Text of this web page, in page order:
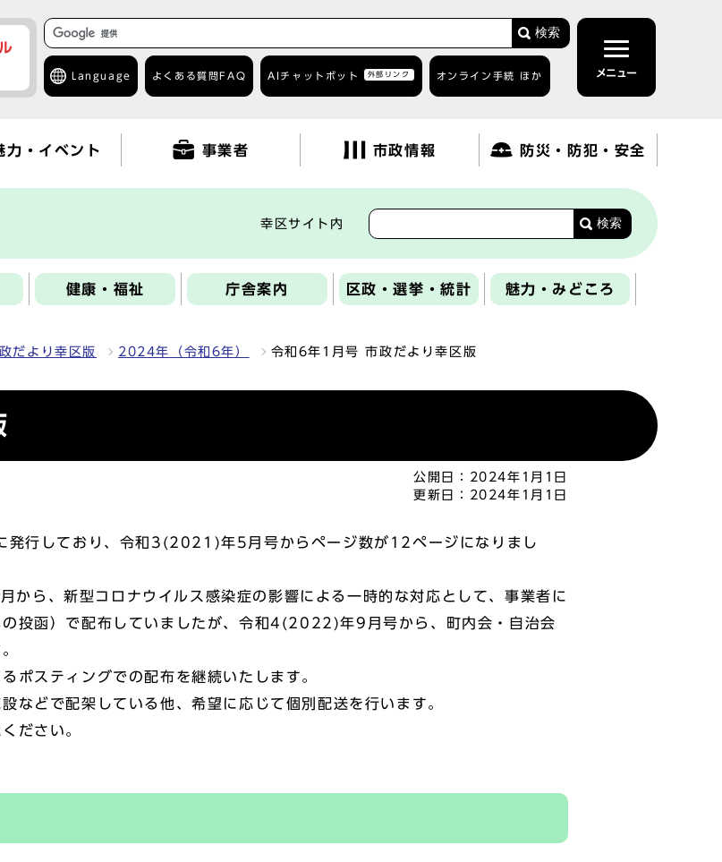
検索
Language よくある質問 FAQ AIチャットボット 外部リンク オンライン手続 ほか メニュー
力・イベント 事業者 市政情報 防災・防犯・安全
幸区サイト内 検索
健康・福祉 庁舎案内 区政・選挙・統計 魅力・みどころ
だより幸区版 2024年（令和6年） 令和6年1月号 市政だより幸区版
公開日：
2024年1月1日
更新日：
2024年1月1日
行しており、令和3(2021)年5月号からページ数が12ページになりまし
ら、新型コロナウイルス感染症の影響による一時的な対応として、事業者に
投函）で配布していましたが、令和4(2022)年9月号から、町内会・自治会
ポスティングでの配布を継続いたします。
などで配架している他、希望に応じて個別配送を行います。
ださい。